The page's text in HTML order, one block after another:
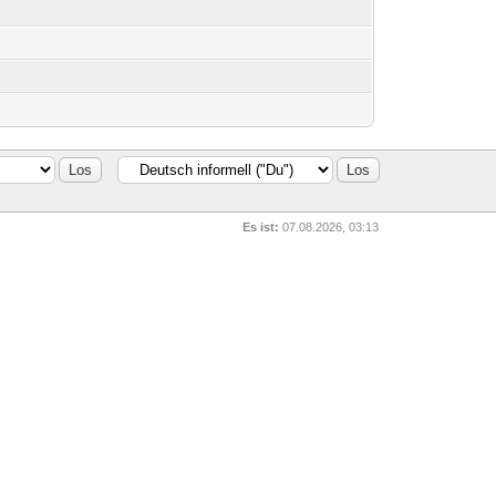
Es ist: 07.08.2026, 03:13